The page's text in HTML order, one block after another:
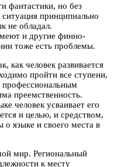
фантастики, но без
принципиально
не обладал.
и другие финно-
тоже есть проблемы.
как человек развивается
пройти все ступени,
профессиональным
преемственность.
человек усваивает его
и целью, и средством,
о языке и своего места в
мир. Региональный
к месту